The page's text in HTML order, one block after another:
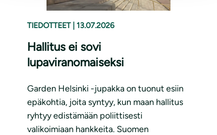
TIEDOTTEET 13.07.2026
Hallitus ei sovi
lupaviranomaiseksi
Garden Helsinki -jupakka on tuonut esiin
epäkohtia, joita syntyy, kun maan hallitus
ryhtyy edistämään poliittisesti
valikoimiaan hankkeita. Suomen